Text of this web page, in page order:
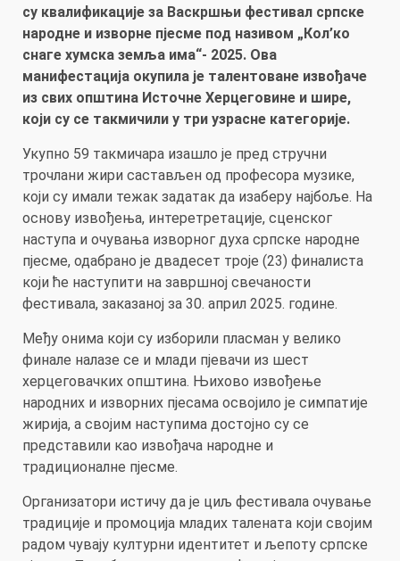
су квалификације за Васкршњи фестивал српске
народне и изворне пјесме под називом „Кол’ко
снаге хумска земља има“- 2025. Ова
манифестација окупила је талентоване извођаче
из свих општина Источне Херцеговине и шире,
који су се такмичили у три узрасне категорије.
Укупно 59 такмичара изашло је пред стручни
трочлани жири састављен од професора музике,
који су имали тежак задатак да изаберу најбоље. На
основу извођења, интеретретације, сценског
наступа и очувања изворног духа српске народне
пјесме, одабрано је двадесет троје (23) финалиста
који ће наступити на завршној свечаности
фестивала, заказаној за 30. април 2025. године.
Међу онима који су изборили пласман у велико
финале налазе се и млади пјевачи из шест
херцеговачких општина. Њихово извођење
народних и изворних пјесама освојило је симпатије
жирија, а својим наступима достојно су се
представили као извођача народне и
традиционалне пјесме.
Организатори истичу да је циљ фестивала очување
традиције и промоција младих талената који својим
радом чувају културни идентитет и љепоту српске